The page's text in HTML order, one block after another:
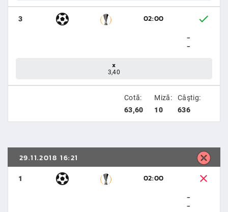
3
02:00
-
-
x
3,40
Cotă:
63,60
Miză:
10
Câştig:
636
29.11.2018 16:21
1
02:00
-
-